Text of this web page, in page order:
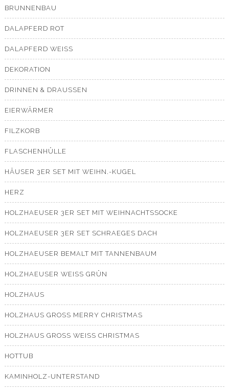
BRUNNENBAU
DALAPFERD ROT
DALAPFERD WEISS
DEKORATION
DRINNEN & DRAUSSEN
EIERWÄRMER
FILZKORB
FLASCHENHÜLLE
HÄUSER 3ER SET MIT WEIHN.-KUGEL
HERZ
HOLZHAEUSER 3ER SET MIT WEIHNACHTSSOCKE
HOLZHAEUSER 3ER SET SCHRAEGES DACH
HOLZHAEUSER BEMALT MIT TANNENBAUM
HOLZHAEUSER WEISS GRÜN
HOLZHAUS
HOLZHAUS GROSS MERRY CHRISTMAS
HOLZHAUS GROSS WEISS CHRISTMAS
HOTTUB
KAMINHOLZ-UNTERSTAND